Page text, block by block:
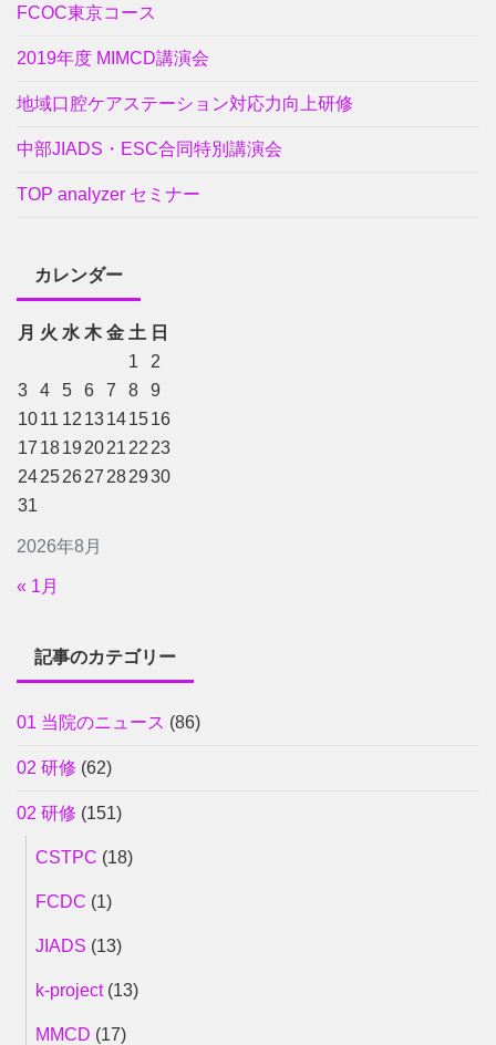
FCOC東京コース
2019年度 MIMCD講演会
地域口腔ケアステーション対応力向上研修
中部JIADS・ESC合同特別講演会
TOP analyzer セミナー
カレンダー
2026年8月
月 火 水 木 金 土 日
1
2
3
4 5 6 7 8
9
1011 12 13141516
17 18192021 22 23
24252627 282930
31
« 1月
記事のカテゴリー
01 当院のニュース (86)
02 研修 (62)
02 研修 (151)
CSTPC (18)
FCDC (1)
JIADS (13)
k-project(13)
MMCD (17)